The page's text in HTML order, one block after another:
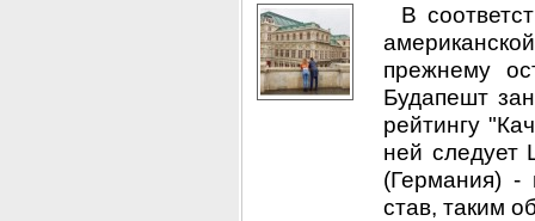
В
прежнему
Будапешт
рейтингу
ней
(Германия) -
став, таким